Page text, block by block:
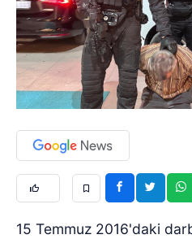
15 Temmuz 2016'daki